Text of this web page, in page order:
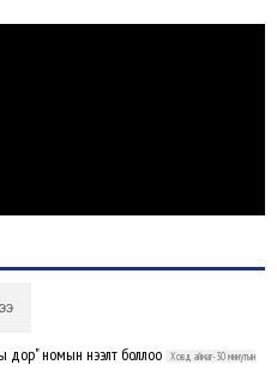
номын нээлт боллоо
Ховд аймаг-30 минутын